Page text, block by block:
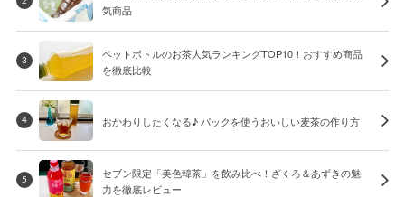
気商品
3
ペットボトルのお茶人気ランキングTOP10！おすすめ商品
を徹底比較
4 おかわりしたくなる♪ パックを使うおいしい麦茶の作り方
5
セブン限定「美色韓茶」を飲み比べ！ざくろ＆あずきの魅
力を徹底レビュー